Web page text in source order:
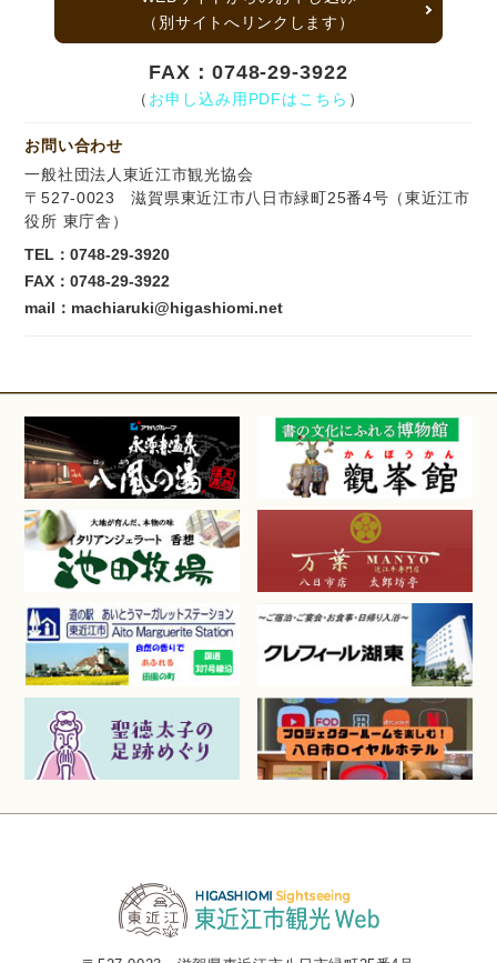
（別サイトへリンクします）
FAX：0748-29-3922
（ お申し込み用PDFはこちら ）
お問い合わせ
一般社団法人東近江市観光協会
〒527-0023 滋賀県東近江市八日市緑町25番4号（東近江市
役所 東庁舎）
TEL：0748-29-3920
FAX：0748-29-3922
mail：machiaruki@higashiomi.net